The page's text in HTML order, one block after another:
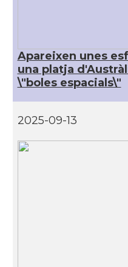
Apareixen unes
una platja
\"boles espacials\"
2025-09-13